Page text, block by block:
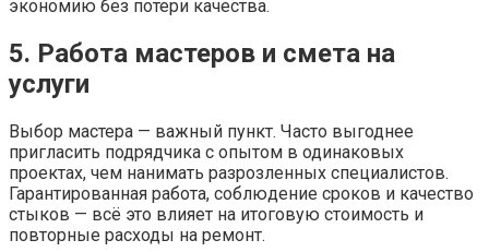
экономию без потери качества.
5. Работа мастеров и смета на
услуги
Выбор мастера — важный пункт. Часто выгоднее
пригласить подрядчика с опытом в одинаковых
проектах, чем нанимать разрозленных специалистов.
Гарантированная работа, соблюдение сроков и качество
стыков — всё это влияет на итоговую стоимость и
повторные расходы на ремонт.